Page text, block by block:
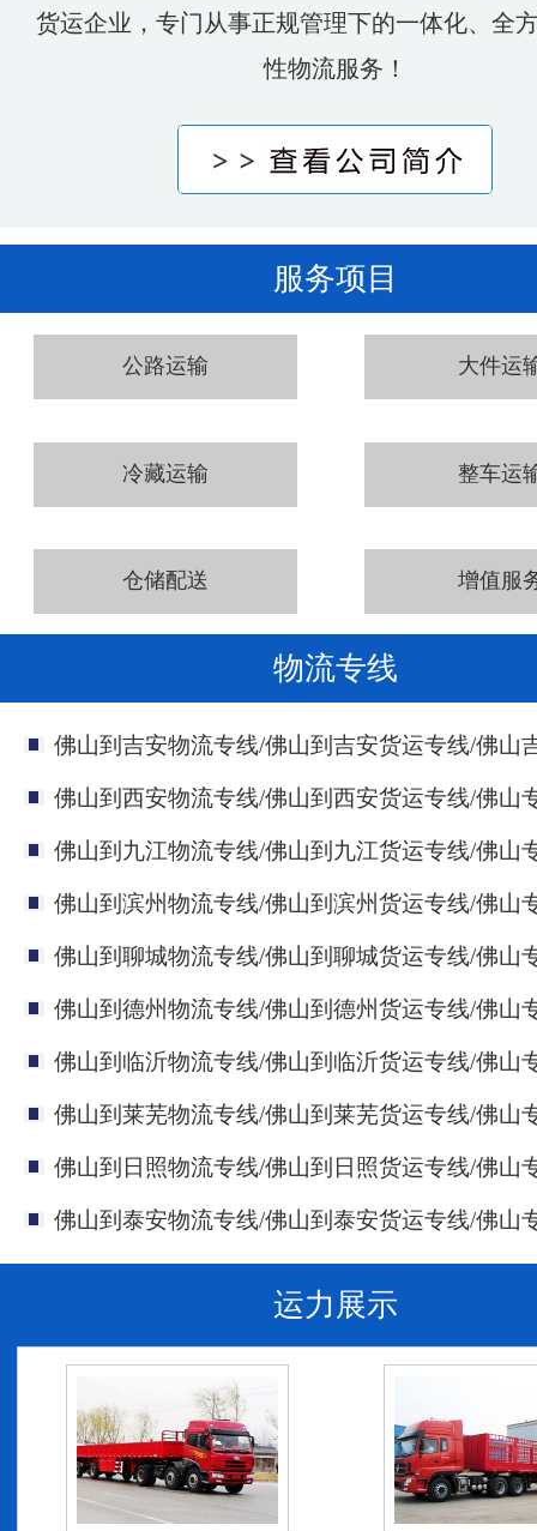
货运企业，专门从事正规管理下的一体化、全
性物流服务！
服务项目
公路运输 大件运
冷藏运输 整车运
仓储配送 增值服
物流专线
佛山到吉安物流专线/佛山到吉安货运专线/佛山
佛山到西安物流专线/佛山到西安货运专线/佛山
佛山到九江物流专线/佛山到九江货运专线/佛山
佛山到滨州物流专线/佛山到滨州货运专线/佛山
佛山到聊城物流专线/佛山到聊城货运专线/佛山
佛山到德州物流专线/佛山到德州货运专线/佛山
佛山到临沂物流专线/佛山到临沂货运专线/佛山
佛山到莱芜物流专线/佛山到莱芜货运专线/佛山
佛山到日照物流专线/佛山到日照货运专线/佛山
佛山到泰安物流专线/佛山到泰安货运专线/佛山
运力展示